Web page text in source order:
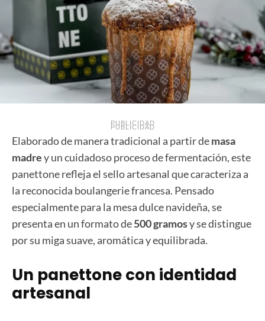
PUBLICIDAD
PUBLICIDAD
Elaborado de manera tradicional a partir demasa
madrey un cuidadoso proceso de fermentación, este
panettone refleja el sello artesanal que caracteriza a
la reconocida boulangerie francesa. Pensado
especialmente para la mesa dulce navideña, se
presenta en un formato de500 gramosy se distingue
por su miga suave, aromática y equilibrada.
Un panettone con identidad
artesanal